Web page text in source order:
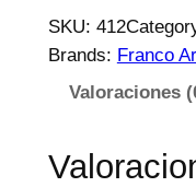
SKU: 412
Brands: Franco
Valoraciones